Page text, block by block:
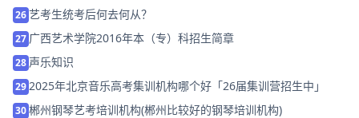
26艺考生统考后何去何从？
27 广西艺术学院2016年本（专）科招生简章
28 声乐知识
292025年北京音乐高考集训机构哪个好「26届集训营招生中」
30郴州钢琴艺考培训机构(郴州比较好的钢琴培训机构)